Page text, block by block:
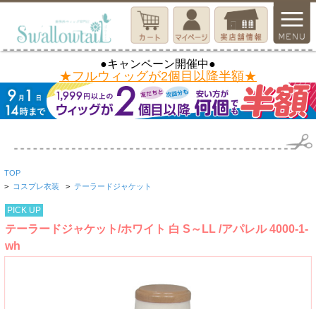
●キャンペーン開催中●
★フルウィッグが2個目以降半額★
TOP
> コスプレ衣装 > テーラードジャケット
PICK UP
テーラードジャケット/ホワイト 白 S～LL /アパレル 4000-1-
wh